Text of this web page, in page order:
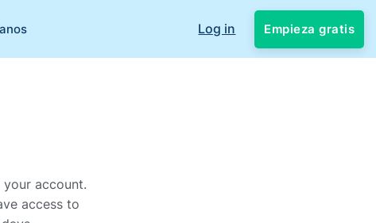
Log in Empieza gratis
account.
access to